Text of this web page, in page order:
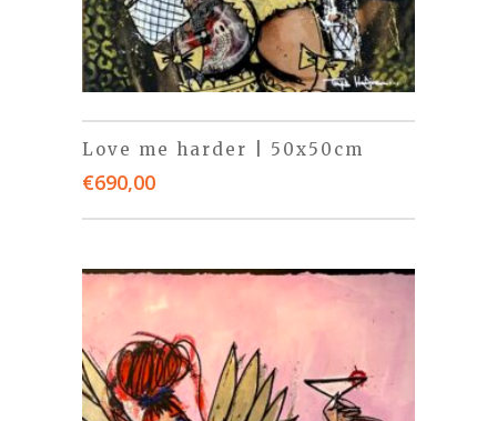
Love me harder | 50x50cm
€690,00